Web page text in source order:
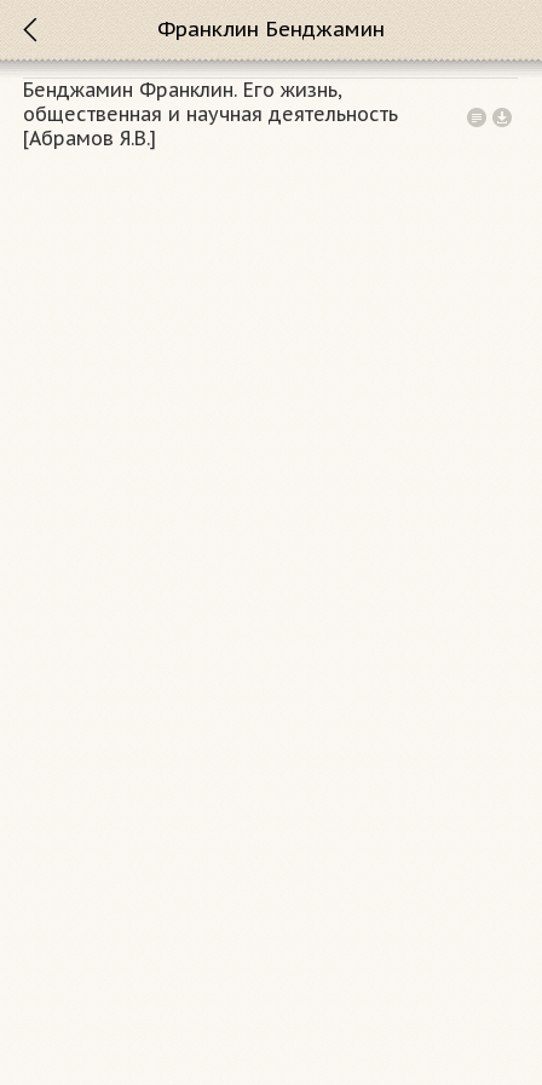
Франклин Бенджамин
Бенджамин Франклин. Его жизнь,
общественная и научная деятельность
[Абрамов Я.В.]